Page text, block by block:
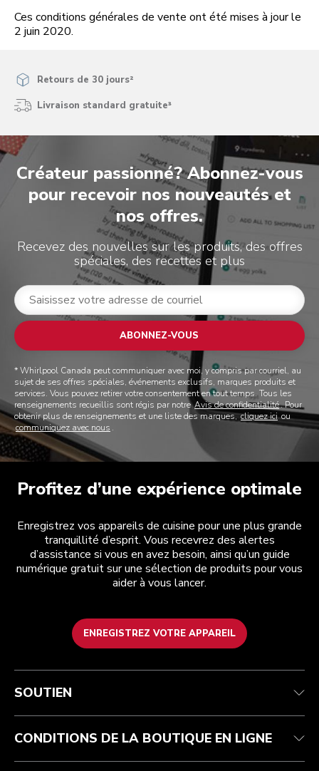
Ces conditions générales de vente ont été mises à jour le
2 juin 2020.
Retours de 30 jours²
Livraison standard gratuite³
Créateur passionné? Abonnez-vous
pour recevoir nos nouveautés et
nos offres.
Recevez des nouvelles sur les produits, des offres
spéciales, des recettes et plus
ABONNEZ-VOUS
* Whirlpool Canada peut communiquer avec moi, y compris par courriel, au
sujet de ses offres spéciales, événements exclusifs, marques produits et
services. Vous pouvez retirer votre consentement en tout temps. Tous les
renseignements recueillis sont régis par notreAvis de confidentialité. Pour
obtenir plus de renseignements et une liste des marques,cliquez iciou
communiquez avec nous .
Profitez d’une expérience optimale
Enregistrez vos appareils de cuisine pour une plus grande
tranquillité d’esprit. Vous recevrez des alertes
d’assistance si vous en avez besoin, ainsi qu’un guide
numérique gratuit sur une sélection de produits pour vous
aider à vous lancer.
ENREGISTREZ VOTRE APPAREIL
Service après-vente
Contactez-nous
Réparation autorisée
Résidents du Québec
Conditions d’utilisation
Retours et remboursements
Aide relative au produit
La marque
Affiliation
SOUTIEN
CONDITIONS DE LA BOUTIQUE EN LIGNE